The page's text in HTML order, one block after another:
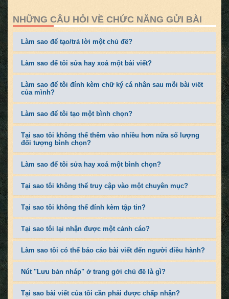
NHỮNG CÂU HỎI VỀ CHỨC NĂNG GỬI BÀI
Làm sao để tạo/trả lời một chủ đề?
Làm sao để tôi sửa hay xoá một bài viết?
Làm sao để tôi đính kèm chữ ký cá nhân sau mỗi bài viết
của mình?
Làm sao để tôi tạo một bình chọn?
Tại sao tôi không thể thêm vào nhiều hơn nữa số lượng
đối tượng bình chọn?
Làm sao để tôi sửa hay xoá một bình chọn?
Tại sao tôi không thể truy cập vào một chuyên mục?
Tại sao tôi không thể đính kèm tập tin?
Tại sao tôi lại nhận được một cảnh cáo?
Làm sao tôi có thể báo cáo bài viết đến người điều hành?
Nút "Lưu bản nháp" ở trang gởi chủ đề là gì?
Tại sao bài viết của tôi cần phải được chấp nhận?